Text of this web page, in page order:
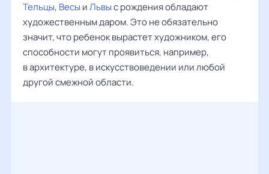
Тельцы, Весы иЛьвыс рождения обладают
художественным даром. Это не обязательно
значит, что ребенок вырастет художником, его
способности могут проявиться, например,
в архитектуре, в искусствоведении или любой
другой смежной области.